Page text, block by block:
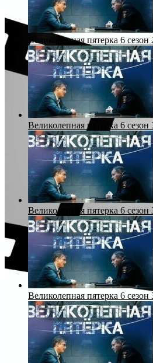
Великолепная пятерка 6 сезон
Великолепная пятерка 6 сезон
Великолепная пятерка 6 сезон
Великолепная пятерка 6 сезон